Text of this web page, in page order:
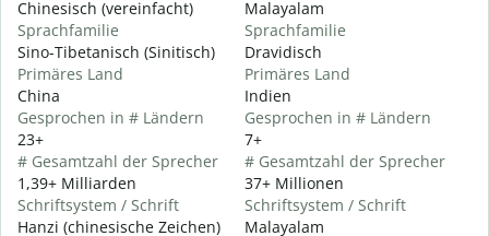
Chinesisch (vereinfacht)
Sprachfamilie
Sino-Tibetanisch (Sinitisch)
Primäres Land
China
Gesprochen in # Ländern
23+
# Gesamtzahl der Sprecher
1,39+ Milliarden
Schriftsystem / Schrift
Hanzi (chinesische Zeichen)
Malayalam
Sprachfamilie
Dravidisch
Primäres Land
Indien
Gesprochen in # Ländern
7+
# Gesamtzahl der Sprecher
37+ Millionen
Schriftsystem / Schrift
Malayalam